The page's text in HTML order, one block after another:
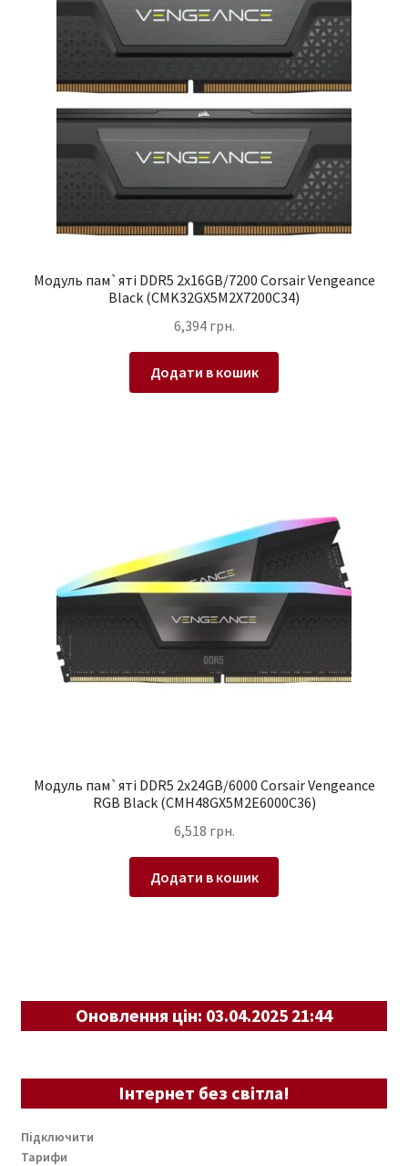
Модуль пам`ятi DDR5 2x16GB/7200 Corsair Vengeance
Black (CMK32GX5M2X7200C34)
6,394 грн.
Додати в кошик
Модуль пам`ятi DDR5 2x24GB/6000 Corsair Vengeance
RGB Black (CMH48GX5M2E6000C36)
6,518 грн.
Додати в кошик
Оновлення цін: 03.04.2025 21:44
Інтернет без світла!
Підключити
Тарифи